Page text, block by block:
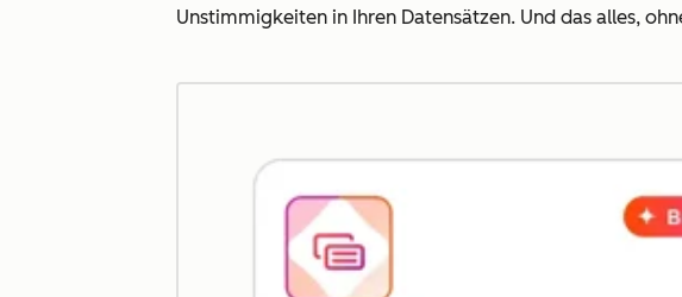
Unstimmigkeiten in Ihren Datensätzen. Und das alles,